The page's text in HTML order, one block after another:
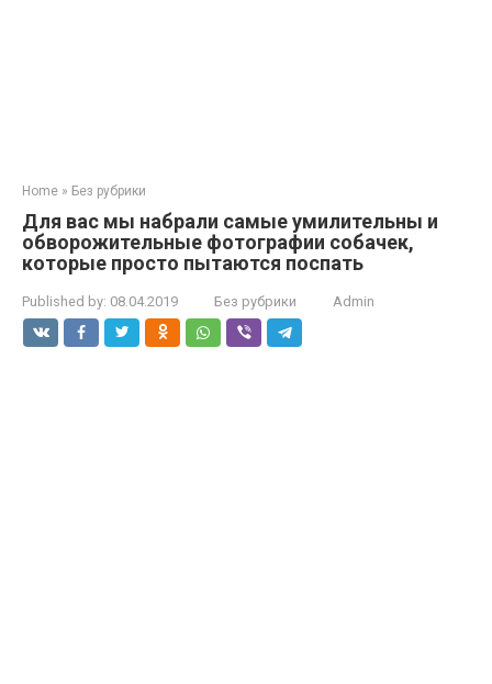
Home » Без рубрики
Для вас мы набрали самые умилительны и
обворожительные фотографии собачек,
которые просто пытаются поспать
Published by: 08.04.2019 Без рубрики Admin